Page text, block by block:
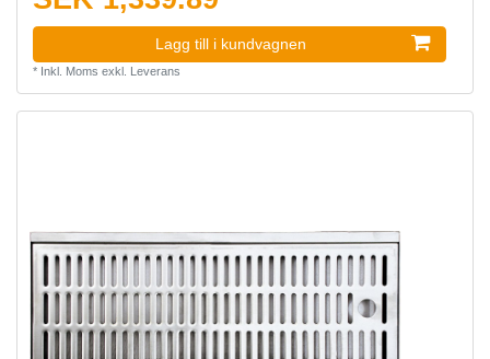
Lagg till i kundvagnen
* Inkl. Moms exkl. Leverans